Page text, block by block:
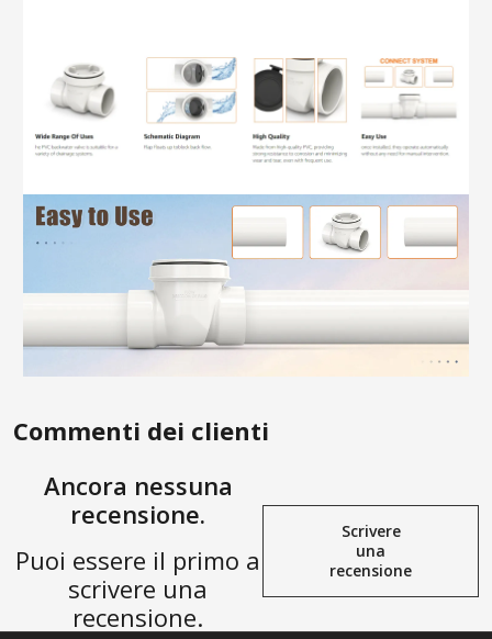
Commenti dei clienti
Ancora nessuna
recensione.
Puoi essere il primo a
scrivere una
recensione.
Scrivere
una
recensione